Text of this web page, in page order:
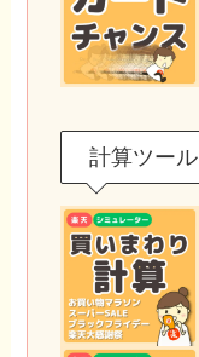
計算ツール